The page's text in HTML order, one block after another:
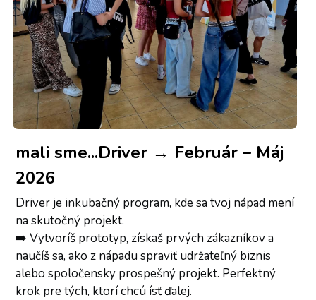
mali sme...Driver → Február – Máj
2026
Driver je inkubačný program, kde sa tvoj nápad mení
na skutočný projekt.
➡️ Vytvoríš prototyp, získaš prvých zákazníkov a
naučíš sa, ako z nápadu spraviť udržateľný biznis
alebo spoločensky prospešný projekt. Perfektný
krok pre tých, ktorí chcú ísť ďalej.